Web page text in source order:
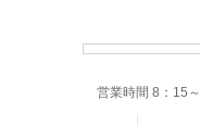
営業時間 8：15